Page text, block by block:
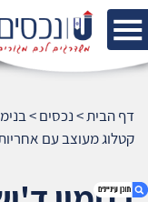
דף הבית>נכסים>
קטלוג מעוצב עם